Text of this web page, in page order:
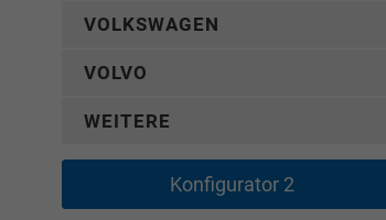
VOLKSWAGEN
VOLVO
WEITERE
Konfigurator 2